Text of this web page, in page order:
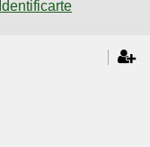
Identificarte